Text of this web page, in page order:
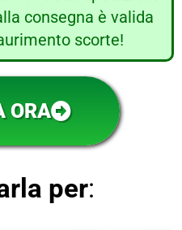
consegna è valida
scorte!
ORA
per: